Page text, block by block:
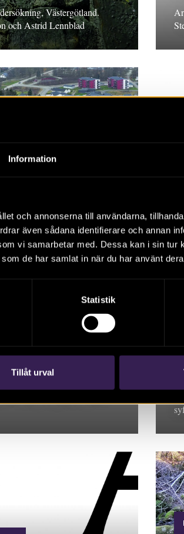
Information
och annonserna till användarna,
även sådana identifierare och annan
vi samarbetar med. Dessa kan i sin tur
de har samlat in när du har använt
Statistik
Tillåt urval
Västergötland.
och Astrid Lennblad
en
Ängeby och Pär Connelid
om Berget